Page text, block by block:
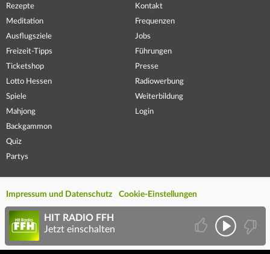
Rezepte
Meditation
Ausflugsziele
Freizeit-Tipps
Ticketshop
Lotto Hessen
Spiele
Mahjong
Backgammon
Quiz
Partys
Kontakt
Frequenzen
Jobs
Führungen
Presse
Radiowerbung
Weiterbildung
Login
Impressum und Datenschutz Cookie-Einstellungen
HIT RADIO FFH
Jetzt einschalten